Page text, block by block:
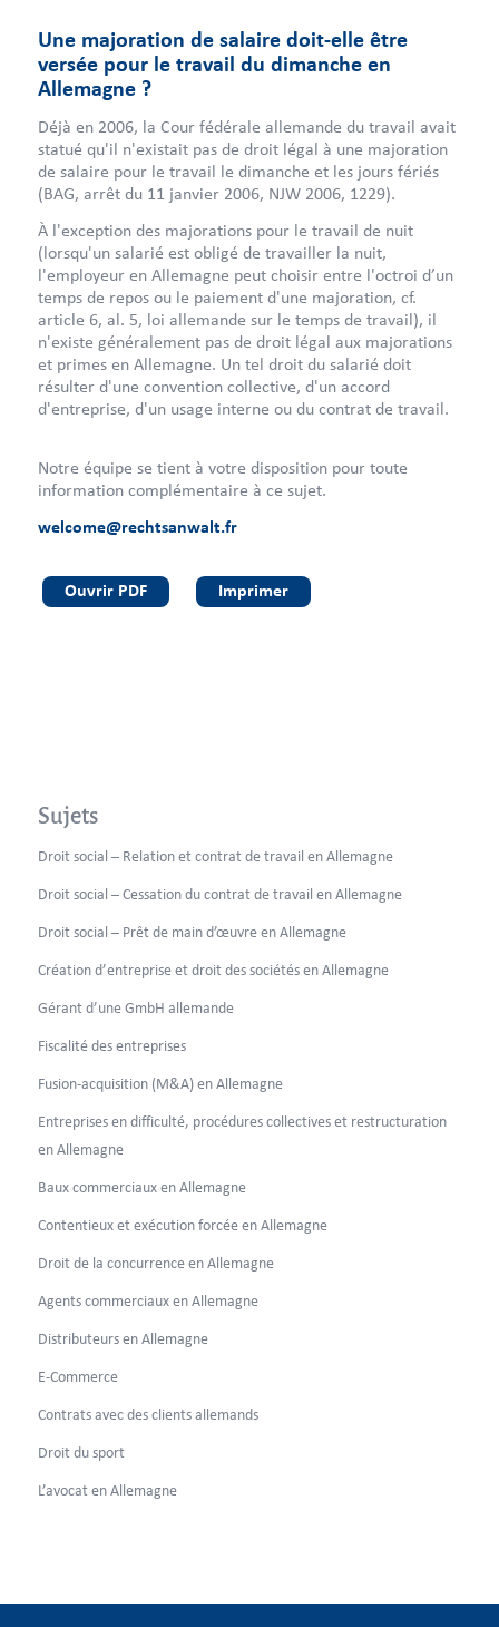
Une majoration de salaire doit-elle être
versée pour le travail du dimanche en
Allemagne ?
Déjà en 2006, la Cour fédérale allemande du travail avait
statué qu'il n'existait pas de droit légal à une majoration
de salaire pour le travail le dimanche et les jours fériés
(BAG, arrêt du 11 janvier 2006, NJW 2006, 1229).
À l'exception des majorations pour le travail de nuit
(lorsqu'un salarié est obligé de travailler la nuit,
l'employeur en Allemagne peut choisir entre l'octroi d’un
temps de repos ou le paiement d'une majoration, cf.
article 6, al. 5, loi allemande sur le temps de travail), il
n'existe généralement pas de droit légal aux majorations
et primes en Allemagne. Un tel droit du salarié doit
résulter d'une convention collective, d'un accord
d'entreprise, d'un usage interne ou du contrat de travail.
Notre équipe se tient à votre disposition pour toute
information complémentaire à ce sujet.
welcome@rechtsanwalt.fr
Ouvrir PDF Imprimer
Sujets
Droit social – Relation et contrat de travail en Allemagne
Droit social – Cessation du contrat de travail en Allemagne
Droit social – Prêt de main d’œuvre en Allemagne
Création d’entreprise et droit des sociétés en Allemagne
Gérant d’une GmbH allemande
Fiscalité des entreprises
Fusion-acquisition (M&A) en Allemagne
Entreprises en difficulté, procédures collectives et restructuration
en Allemagne
Baux commerciaux en Allemagne
Contentieux et exécution forcée en Allemagne
Droit de la concurrence en Allemagne
Agents commerciaux en Allemagne
Distributeurs en Allemagne
E-Commerce
Contrats avec des clients allemands
Droit du sport
L’avocat en Allemagne